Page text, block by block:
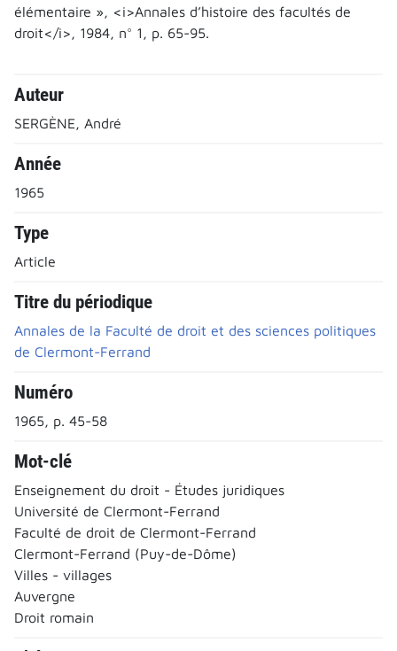
élémentaire », <i>Annales d’histoire des facultés de
droit</i>, 1984, n° 1, p. 65-95.
Auteur
SERGÈNE, André
Année
1965
Type
Article
Titre du périodique
Annales de la Faculté de droit et des sciences politiques
de Clermont-Ferrand
Numéro
1965, p. 45-58
Mot-clé
Enseignement du droit - Études juridiques
Université de Clermont-Ferrand
Faculté de droit de Clermont-Ferrand
Clermont-Ferrand (Puy-de-Dôme)
Villes - villages
Auvergne
Droit romain